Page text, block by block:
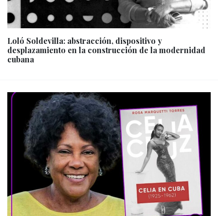
Loló Soldevilla: abstracción, dispositivo y
desplazamiento en la construcción de la modernidad
cubana